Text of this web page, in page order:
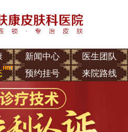
新闻中心
医生团队
预约挂号 来院路线